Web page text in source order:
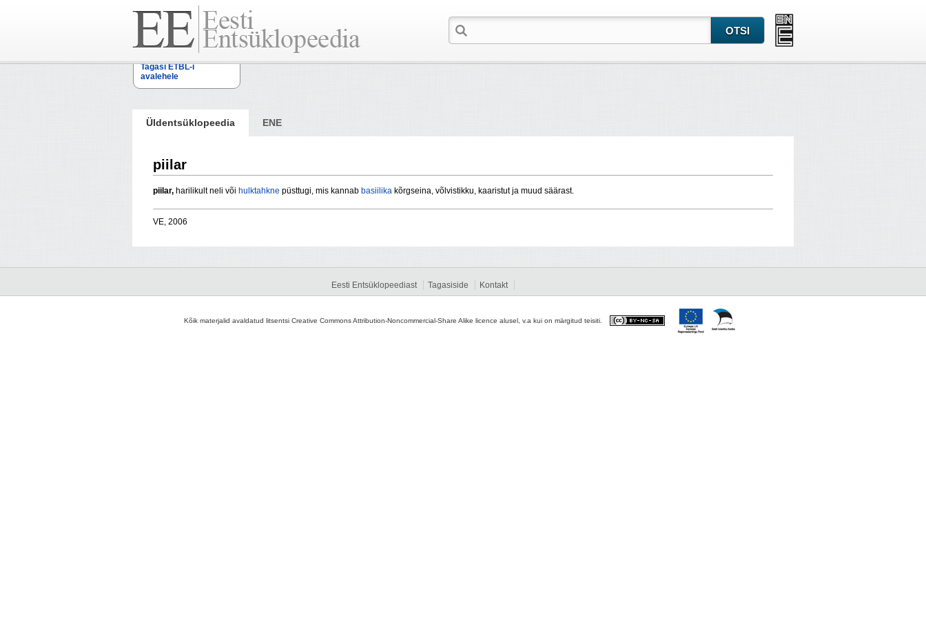
Tagasi ETBL-i
avalehele
Üldentsüklopeedia ENE
piilar
piilar, harilikult neli või hulktahkne püsttugi, mis kannab basiilika kõrgseina, võlvistikku, kaaristut ja muud säärast.
VE, 2006
Eesti Entsüklopeediast Tagasiside Kontakt
Kõik materjalid avaldatud litsentsi Creative Commons Attribution-Noncommercial-Share Alike licence alusel, v.a kui on märgitud teisiti.